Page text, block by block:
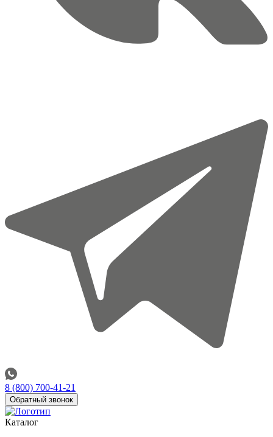
8 (800) 700-41-21
Обратный звонок
Каталог